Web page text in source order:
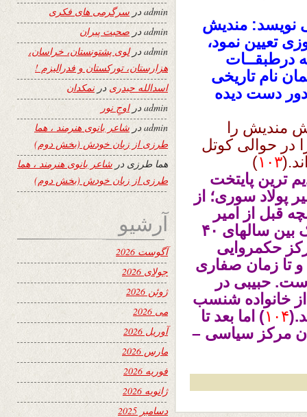
نویسد: مندیش
تعیین نمود،
درطبقــات
نام تاریخی
دور دست دیده
مندیش را
در حوالی کوتل
۱۰۳)‌
ترین پایتخت
در سال ۱۳۹ هـ ق امیر پولاد سوری؛ از
قبل از امیر
فولاد ، کسی دیگر به نام شنسب بن خرنک بین سالهای ۴۰
حکمروایی
تا زمان صفاری
حبیبی در
که تا حدود ۲۵۳ هـ ق از خانواده شنسب
۱۰۴) اما بعد تا
مرکز سیاسی –
adminدر سرگرمی های فکری
adminدر صحبت پیران
adminدرلوی پشتونستان، خراسان،
هزارستان، تورکستان و فدرالیزم !
اسدالله حیدری درنمکدان
adminدراوجِ نور
adminدر شاعر بانوی هنرمند ، هما
طرزی از زبان خودش (بخش دوم)
هما طرزی در شاعر بانوی هنرمند ، هما
طرزی از زبان خودش (بخش دوم)
آرشیو
آگوست 2026
جولای 2026
ژوئن 2026
می 2026
آوریل 2026
مارس 2026
فوریه 2026
ژانویه 2026
دسامبر 2025